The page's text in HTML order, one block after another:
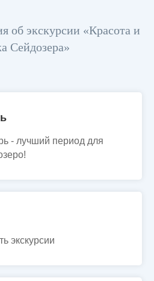
об экскурсии «Красота и
Сейдозера»
- лучший период для
экскурсии